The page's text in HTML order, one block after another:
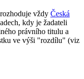
vždy Česká
kdy je žadateli
právního titulu a
ve výši "rozdílu" (viz